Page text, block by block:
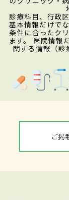
診療科目、行政
基本情報だけで
条件に合ったク
ます。 医院情報
関する情報（診
ご掲